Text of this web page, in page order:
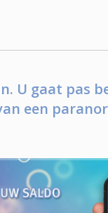
U gaat pas
een